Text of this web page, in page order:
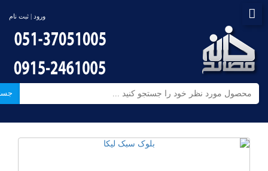
ورود | ثبت نام